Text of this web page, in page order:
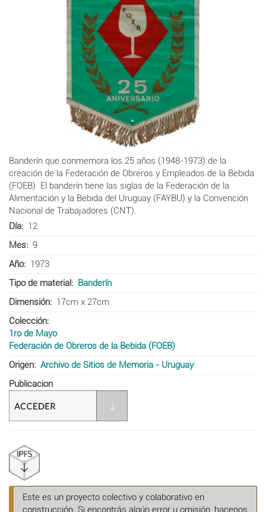
Banderín que conmemora los 25 años (1948-1973) de la
creación de la Federación de Obreros y Empleados de la Bebida
(FOEB). El banderín tiene las siglas de la Federación de la
Alimentación y la Bebida del Uruguay (FAYBU) y la Convención
Nacional de Trabajadores (CNT).
Día
12
Mes
9
Año
1973
Tipo de material
Banderín
Dimensión
17cm x 27cm
Colección
1ro de Mayo
Federación de Obreros de la Bebida (FOEB)
Origen
Archivo de Sitios de Memoria - Uruguay
Publicacion
Este es un proyecto colectivo y colaborativo en
construcción. Si encontrás algún error u omisión, hacenos